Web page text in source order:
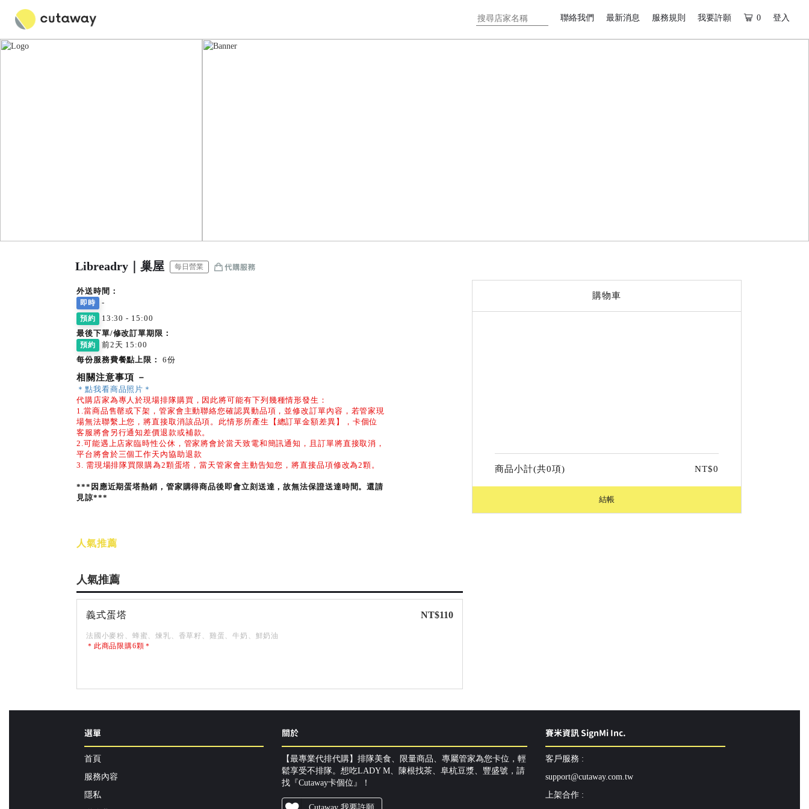
登入
0
我要許願
服務規則
最新消息
聯絡我們
Libreadry｜巢屋 每日營業
外送時間：
即時 -
預約
13:30 - 15:00
最後下單/修改訂單期限：
預約
前2天 15:00
每份服務費餐點上限： 6份
相關注意事項 －
＊點我看商品照片＊
代購店家為專人於現場排隊購買，因此將可能有下列幾種情形發生：
1.當商品售罄或下架，管家會主動聯絡您確認異動品項，並修改訂單內容，若管家現
場無法聯繫上您，將直接取消該品項。此情形所產生【總訂單金額差異】，卡個位
客服將會另行通知差價退款或補款。
2.可能遇上店家臨時性公休，管家將會於當天致電和簡訊通知，且訂單將直接取消，
平台將會於三個工作天內協助退款
3. 需現場排隊買限購為2顆蛋塔，當天管家會主動告知您，將直接品項修改為2顆。
***因應近期蛋塔熱銷，管家購得商品後即會立刻送達，故無法保證送達時間。還請
見諒***
人氣推薦
人氣推薦
義式蛋塔 NT$110
法國小麥粉、蜂蜜、煉乳、香草籽、雞蛋、牛奶、鮮奶油
＊此商品限購6顆＊
購物車
商品小計(共0項) NT$0
結帳
選單
首頁
服務內容
隱私
關於
【最專業代排代購】排隊美食、限量商品、專屬管家為您卡位，輕
鬆享受不排隊。想吃LADY M、陳根找茶、阜杭豆漿、豐盛號，請
找『Cutaway卡個位』！
賽米資訊 SignMi Inc.
客戶服務 :
support@cutaway.com.tw
上架合作 :